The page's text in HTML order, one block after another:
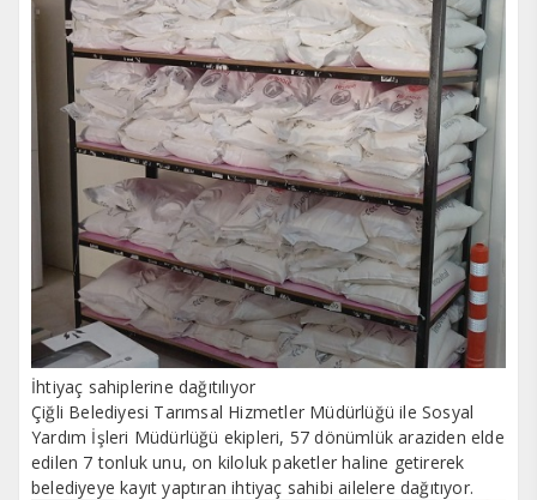
İhtiyaç sahiplerine dağıtılıyor
Çiğli Belediyesi Tarımsal Hizmetler Müdürlüğü ile Sosyal
Yardım İşleri Müdürlüğü ekipleri, 57 dönümlük araziden elde
edilen 7 tonluk unu, on kiloluk paketler haline getirerek
belediyeye kayıt yaptıran ihtiyaç sahibi ailelere dağıtıyor.